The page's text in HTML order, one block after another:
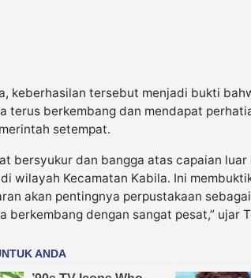
keberhasilan tersebut menjadi bukti
terus berkembang dan mendapat
setempat.
bersyukur dan bangga atas capaian
wilayah Kecamatan Kabila. Ini
akan pentingnya perpustakaan
berkembang dengan sangat pesat,” ujar